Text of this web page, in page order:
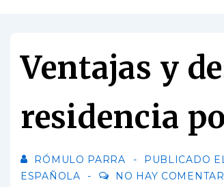
Ventajas y
residencia
RÓMULO PARRA PUBLICADO
ESPAÑOLA
NO HAY